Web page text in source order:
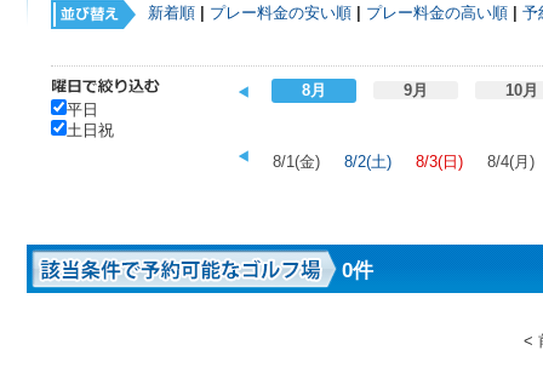
新着順 | プレー料金の安い順 | プレー料金の高い順 | 予
平日
土日祝
8月 9月 10月
8/1(金) 8/2(土) 8/3(日) 8/4(月)
0件
<